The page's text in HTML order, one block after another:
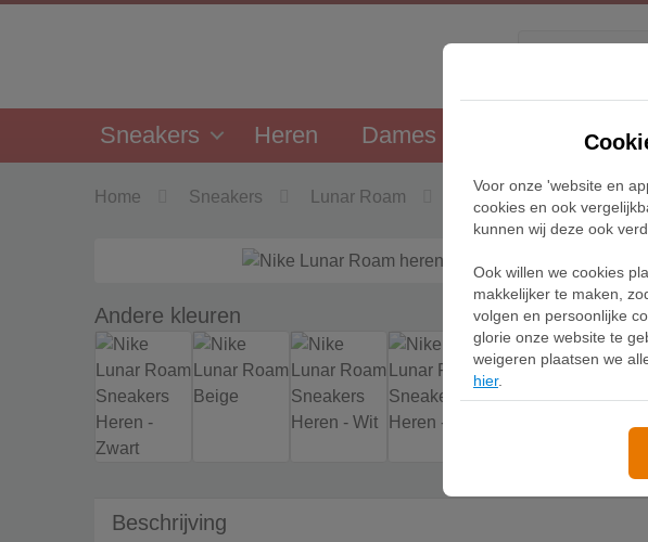
Sneakers Heren Dames
Home Sneakers Lunar Roam Nike Lunar Roam
Andere kleuren
Beschrijving
Voor onze 'website en
cookies en ook
kunnen wij deze ook
Ook willen we cookies
makkelijker te maken,
volgen en persoonlijke
glorie onze website te
weigeren plaatsen we
hier.